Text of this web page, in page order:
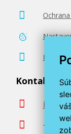
Kontaktujte
+420